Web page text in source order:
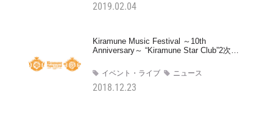
2019.02.04
2018.12.23
Kiramune Music Festival ～10th
Anniversary～ “Kiramune Star Club”2次先
イベント・ライブ ニュース